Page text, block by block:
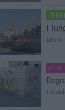
Il
Entro
VITA
I